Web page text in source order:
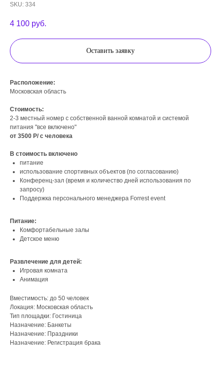
SKU: 334
4 100 руб.
Оставить заявку
Расположение:
Московская область
Стоимость:
2-3 местный номер с собственной ванной комнатой и системой
питания "все включено"
от 3500 Р/ с человека
В стоимость включено
питание
использование спортивных объектов (по согласованию)
Конференц-зал (время и количество дней использования по
запросу)
Поддержка персонального менеджера Forrest event
Питание:
Комфортабельные залы
Детское меню
Развлечение для детей:
Игровая комната
Анимация
Вместимость: до 50 человек
Локация: Московская область
Тип площадки: Гостиница
Назначение: Банкеты
Назначение: Праздники
Назначение: Регистрация брака